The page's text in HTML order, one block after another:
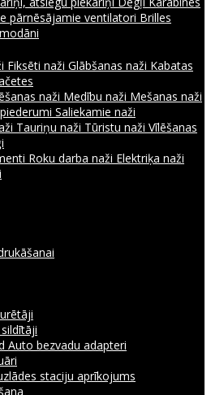
pārnēsājamie ventilatori Brilles
Fiksēti naži Glābšanas naži Kabatas
naži Medību naži Mešanas naži
Saliekamie naži
Tauriņu naži Tūristu naži Vīlēšanas
Roku darba naži Elektriķa naži
Auto bezvadu adapteri
staciju aprīkojums